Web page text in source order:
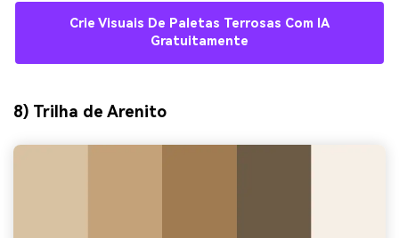
Crie Visuais De Paletas Terrosas Com IA
Gratuitamente
8) Trilha de Arenito